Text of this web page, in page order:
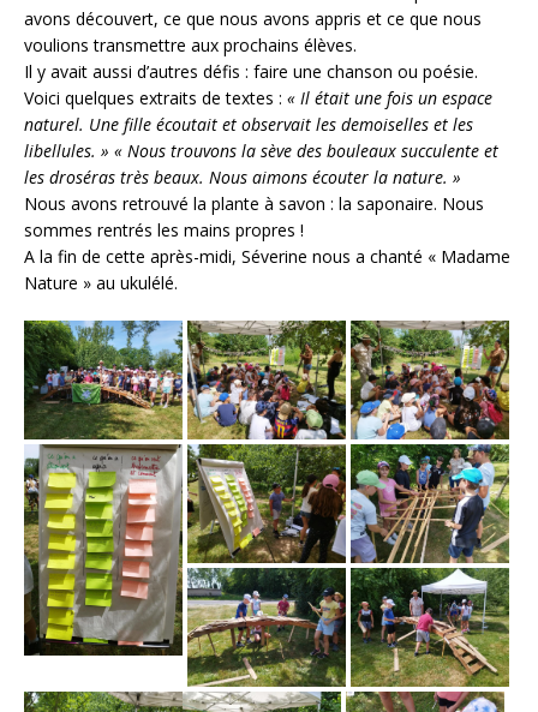
avons découvert, ce que nous avons appris et ce que nous
voulions transmettre aux prochains élèves.
Il y avait aussi d’autres défis : faire une chanson ou poésie.
Voici quelques extraits de textes : « Il était une fois un espace
naturel. Une fille écoutait et observait les demoiselles et les
libellules. » « Nous trouvons la sève des bouleaux succulente et
les droséras très beaux. Nous aimons écouter la nature. »
Nous avons retrouvé la plante à savon : la saponaire. Nous
sommes rentrés les mains propres !
A la fin de cette après-midi, Séverine nous a chanté « Madame
Nature » au ukulélé.